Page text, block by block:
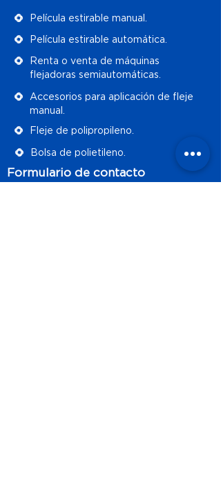
Película estirable manual.
Película estirable automática.
Renta o venta de máquinas
flejadoras semiautomáticas.
Accesorios para aplicación de fleje
manual.
Fleje de polipropileno.
Bolsa de polietileno.
Formulario de contacto